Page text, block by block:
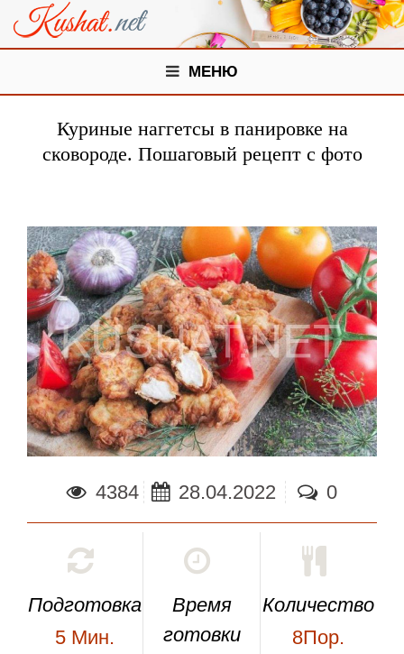
МЕНЮ
Куриные наггетсы в панировке на
сковороде. Пошаговый рецепт с фото
4384 28.04.2022 0
Подготовка
5 Мин.
Время
готовки
Количество
8Пор.